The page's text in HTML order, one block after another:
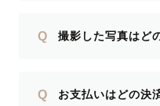
Q 撮影した写真はど
Q お支払いはどの決